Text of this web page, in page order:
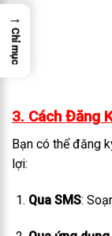
3. Cách Đăng
Bạn có thể đăng
lợi:
Qua SMS:
→
Chỉ mục